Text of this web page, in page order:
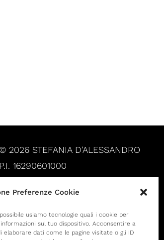
Preferenze Cookie
usiamo tecnologie quali i cookie per
sul tuo dispositivo. Acconsentire a
dati come le pagine visitate o gli ID
© 2026 STEFANIA D’ALESSANDRO
P.I. 16290601000